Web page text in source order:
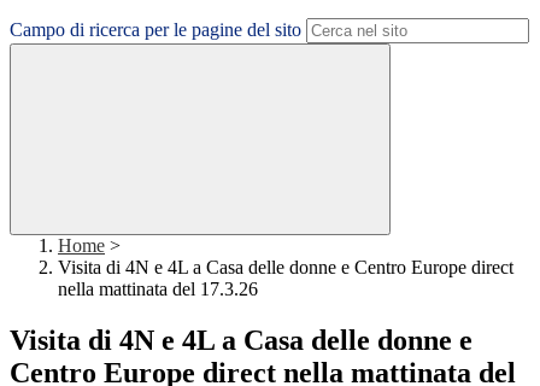
Campo di ricerca per le pagine del sito
Home >
Visita di 4N e 4L a Casa delle donne e Centro Europe direct
nella mattinata del 17.3.26
Visita di 4N e 4L a Casa delle donne e
Centro Europe direct nella mattinata del